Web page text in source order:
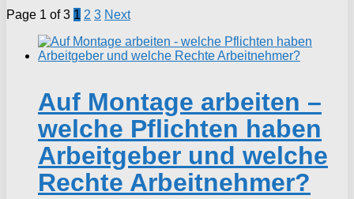
Page 1 of 3 1 2 3 Next
Auf Montage arbeiten –
welche Pflichten haben
Arbeitgeber und welche
Rechte Arbeitnehmer?